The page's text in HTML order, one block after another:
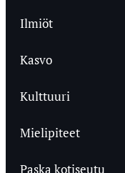
Ilmiöt
Kasvo
Kulttuuri
Mielipiteet
Paska kotiseutu